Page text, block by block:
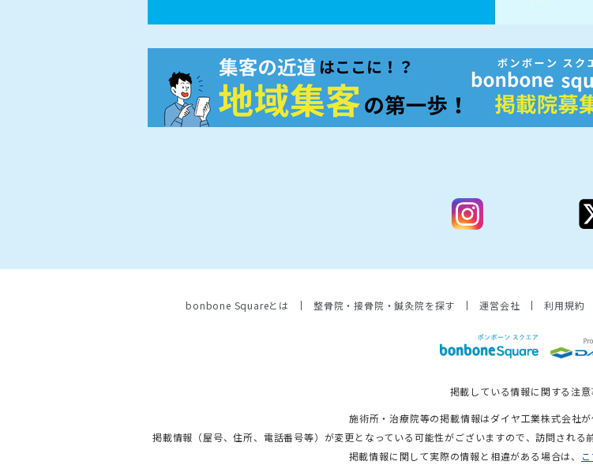
bonbone Squareとは 整骨院・接骨院・鍼灸院を探す 運営会社 利用規約
掲載している情報に関する注
施術所・治療院等の掲載情報はダイヤ工業株式会社が
掲載情報（屋号、住所、電話番号等）が変更となっている可能性がございますので、訪問される
掲載情報に関して実際の情報と相違がある場合は、